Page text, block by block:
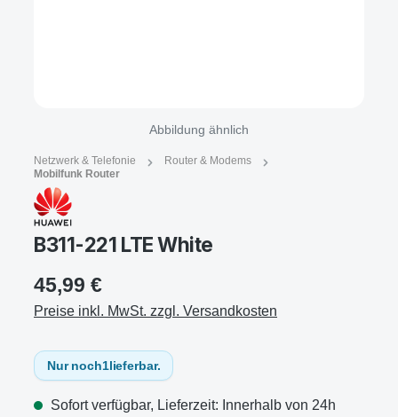
Abbildung ähnlich
Netzwerk & Telefonie
Router & Modems
Mobilfunk Router
B311-221 LTE White
45,99 €
Preise inkl. MwSt. zzgl. Versandkosten
Nur noch1lieferbar.
Sofort verfügbar, Lieferzeit: Innerhalb von 24h